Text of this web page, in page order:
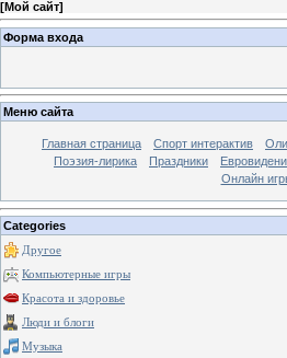
[Мой сайт]
Форма входа
Меню сайта
Главная страница Спорт интерактив
Поэзия-лирика
Праздники
Онлайн
Categories
Другое
Компьютерные игры
Красота и здоровье
Люди и блоги
Музыка